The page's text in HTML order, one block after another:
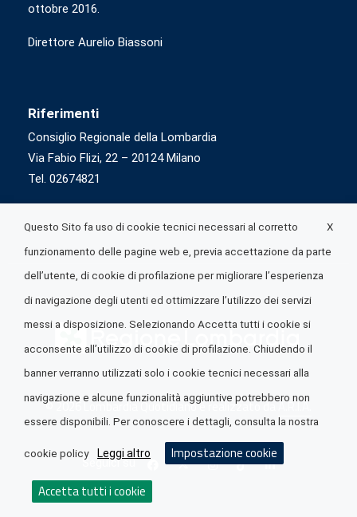
ottobre 2016.
Direttore Aurelio Biassoni
Riferimenti
Consiglio Regionale della Lombardia
Via Fabio Flizi, 22 – 20124 Milano
Tel. 02674821
© 2026 Lombardia Quotidiano è realizzato daA.R.I.A.
Seguici su
X
Questo Sito fa uso di cookie tecnici necessari al corretto
funzionamento delle pagine web e, previa accettazione da parte
dell’utente, di cookie di profilazione per migliorare l’esperienza
di navigazione degli utenti ed ottimizzare l’utilizzo dei servizi
messi a disposizione. Selezionando Accetta tutti i cookie si
acconsente all’utilizzo di cookie di profilazione. Chiudendo il
banner verranno utilizzati solo i cookie tecnici necessari alla
navigazione e alcune funzionalità aggiuntive potrebbero non
essere disponibili. Per conoscere i dettagli, consulta la nostra
cookie policy Leggi altro Impostazione cookie
Accetta tutti i cookie